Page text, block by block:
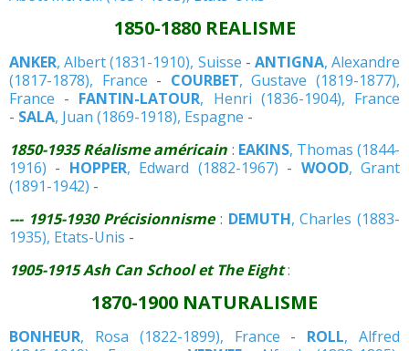
1850-1880 REALISME
ANKER, Albert (1831-1910), Suisse - ANTIGNA, Alexandre
(1817-1878), France - COURBET, Gustave (1819-1877),
France - FANTIN-LATOUR, Henri (1836-1904), France
- SALA, Juan (1869-1918), Espagne -
1850-1935 Réalisme américain : EAKINS, Thomas (1844-
1916) - HOPPER, Edward (1882-1967) - WOOD, Grant
(1891-1942) -
--- 1915-1930 Précisionnisme: DEMUTH, Charles (1883-
1935), Etats-Unis -
1905-1915 Ash Can School et The Eight:
1870-1900 NATURALISME
BONHEUR, Rosa (1822-1899), France - ROLL, Alfred